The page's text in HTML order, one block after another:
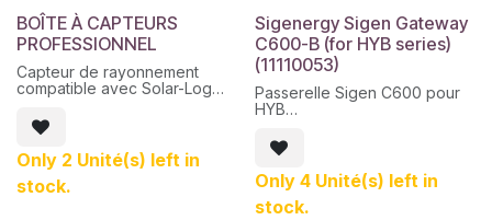
• Compatible avec la
connexion de générateurs
diesel et le contrôle
• Surveillance du courant en
temps réel avec protection
BOÎTE À CAPTEURS
PROFESSIONNEL
Capteur de rayonnement
compatible avec Solar-Log
dispose PAS de connecteurs
pour capteurs de vent ou de
température externes.
Only 2 Unité(s) left in
stock.
Sigenergy Sigen Gateway
C600-B (for HYB series)
(11110053)
Passerelle Sigen C600 pour
HYB
connexions SigenStor pour
les systèmes de micro-
réseaux
Sauvegarde transparente et
consommation d'énergie sans
Only 4 Unité(s) left in
stock.